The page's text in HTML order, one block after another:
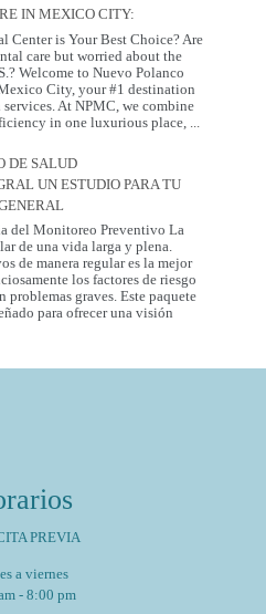
Party?
Descubre
la
tendencia
más
saludable
IN MEXICO CITY:
Center is Your Best Choice? Are
care but worried about the
Welcome to Nuevo Polanco
City, your #1 destination
At NPMC, we combine
in one luxurious place,
DE SALUD
UN ESTUDIO PARA TU
del Monitoreo Preventivo La
de una vida larga y plena.
de manera regular es la mejor
los factores de riesgo
problemas graves. Este paquete
para ofrecer una visión
PREVIA
a viernes
- 8:00 pm